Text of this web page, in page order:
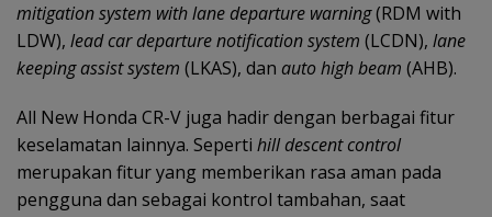
mitigation system with lane departure warning(RDM with
LDW), lead car departure notification system (LCDN), lane
keeping assist system (LKAS), dan auto high beam (AHB).
All New Honda CR-V juga hadir dengan berbagai fitur
keselamatan lainnya. Seperti hill descent control
merupakan fitur yang memberikan rasa aman pada
pengguna dan sebagai kontrol tambahan, saat